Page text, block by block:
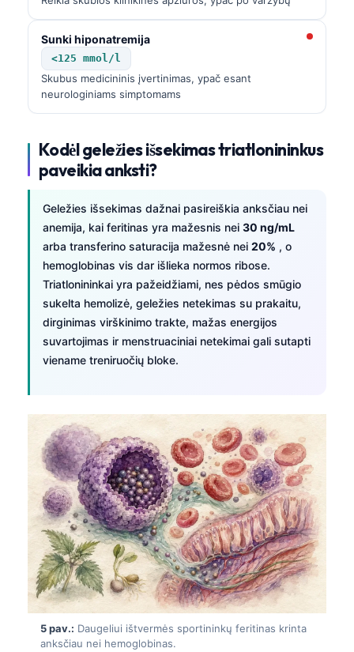
Sunki hiponatremija
<125 mmol/l
Skubus medicininis įvertinimas, ypač esant
neurologiniams simptomams
Kodėl geležies išsekimas triatlonininkus
paveikia anksti?
Geležies išsekimas dažnai pasireiškia anksčiau nei
anemija, kai feritinas yra mažesnis nei 30 ng/mL
arba transferino saturacija mažesnė nei 20% , o
hemoglobinas vis dar išlieka normos ribose.
Triatlonininkai yra pažeidžiami, nes pėdos smūgio
sukelta hemolizė, geležies netekimas su prakaitu,
dirginimas virškinimo trakte, mažas energijos
suvartojimas ir menstruaciniai netekimai gali sutapti
viename treniruočių bloke.
5 pav.: Daugeliui ištvermės sportininkų feritinas krinta
anksčiau nei hemoglobinas.